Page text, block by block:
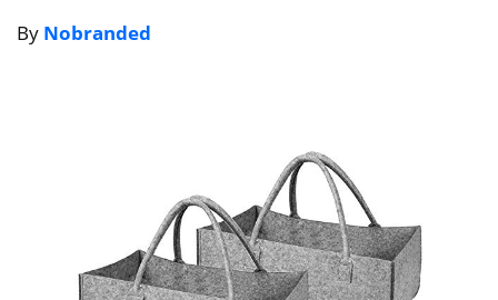
By Nobranded